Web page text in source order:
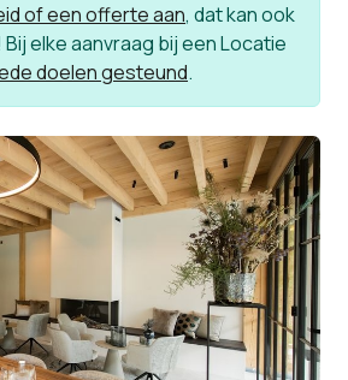
of een offerte aan, dat kan ook
elke aanvraag bij een Locatie
doelen gesteund.